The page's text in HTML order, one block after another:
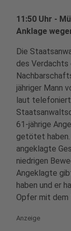
11:50 Uhr -
Anklage
Die
des Verdachts
jähriger Mann
laut
61-jährige
getötet
angeklagte
niedrigen
Angeklagte
haben und er
Opfer mit
Anzeige